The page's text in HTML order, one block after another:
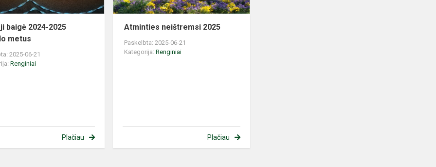
baigė 2024-2025
metus
2025-06-21
Renginiai
Plačiau
Atminties neištremsi 2025
Paskelbta: 2025-06-21
Kategorija:Renginiai
Plačiau